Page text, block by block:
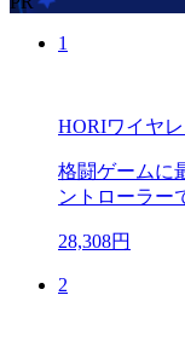
1
HORIワイヤ
格闘ゲームに
ントローラー
28,308円
2